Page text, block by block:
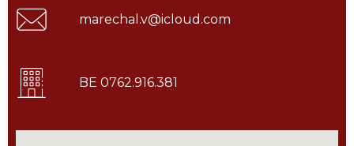
marechal.v@icloud.com
BE 0762.916.381